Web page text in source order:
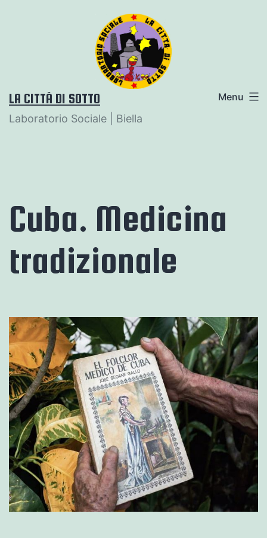
LA CITTÀ DI SOTTO
Laboratorio Sociale | Biella
Menu
Cuba. Medicina
tradizionale